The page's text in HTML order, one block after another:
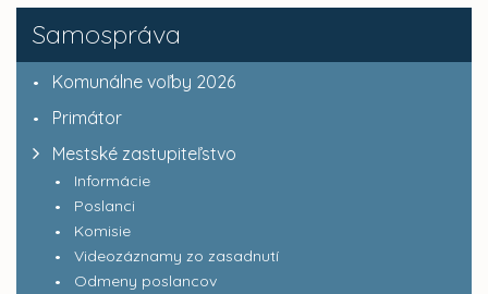
Samospráva
Komunálne voľby 2026
Primátor
Mestské zastupiteľstvo
Informácie
Poslanci
Komisie
Videozáznamy zo zasadnutí
Odmeny poslancov